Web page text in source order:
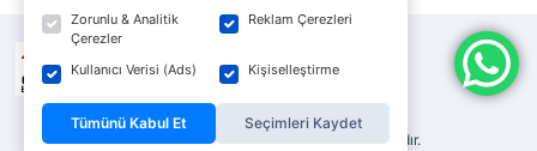
© ebrarbilgisayar.com - Tüm hakları saklıdır.
Zorunlu & Analitik
Çerezler
Reklam Çerezleri
Kullanıcı Verisi (Ads) Kişiselleştirme
Tümünü Kabul Et Seçimleri Kaydet